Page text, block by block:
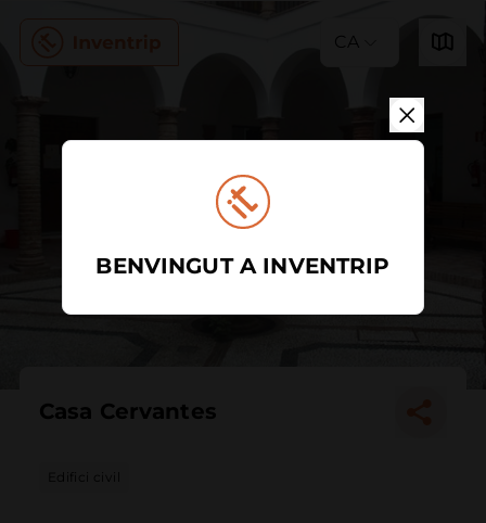
CA
Casa Cervantes
Edifici civil
BENVINGUT A INVENTRIP